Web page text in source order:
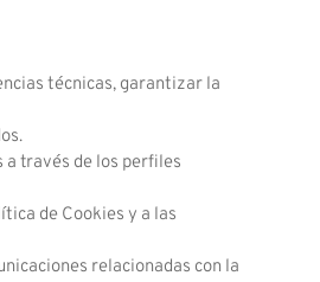
técnicas, garantizar la
a través de los perfiles
de Cookies y a las
relacionadas con la